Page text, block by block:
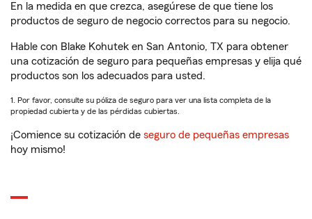
En la medida en que crezca, asegúrese de que tiene los
productos de seguro de negocio correctos para su negocio.
Hable con Blake Kohutek en San Antonio, TX para obtener
una cotización de seguro para pequeñas empresas y elija qué
productos son los adecuados para usted.
1. Por favor, consulte su póliza de seguro para ver una lista completa de la
propiedad cubierta y de las pérdidas cubiertas.
¡Comience su cotización de seguro de pequeñas empresas
hoy mismo!